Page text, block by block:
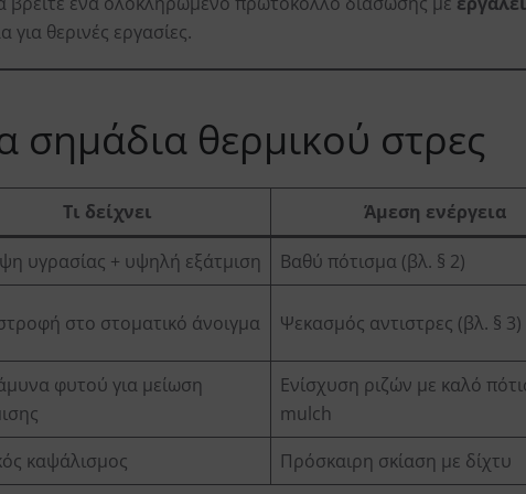
για θερινές εργασίες.
σημάδια θερμικού στρες
Τι δείχνει Άμεση ενέργεια
υγρασίας + υψηλή εξάτμιση
Βαθύ πότισμα (βλ. § 2)
στο στοματικό άνοιγμα Ψεκασμός αντιστρες (βλ. § 3)
φυτού για μείωση
Ενίσχυση ριζών με καλό
mulch
καψάλισμος Πρόσκαιρη σκίαση με δίχτυ